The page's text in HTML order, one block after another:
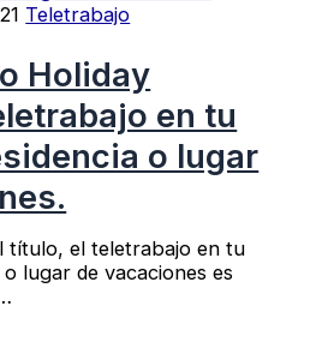
Teletrabajo
Holiday
en tu
o lugar
título, el teletrabajo en tu
lugar de vacaciones es